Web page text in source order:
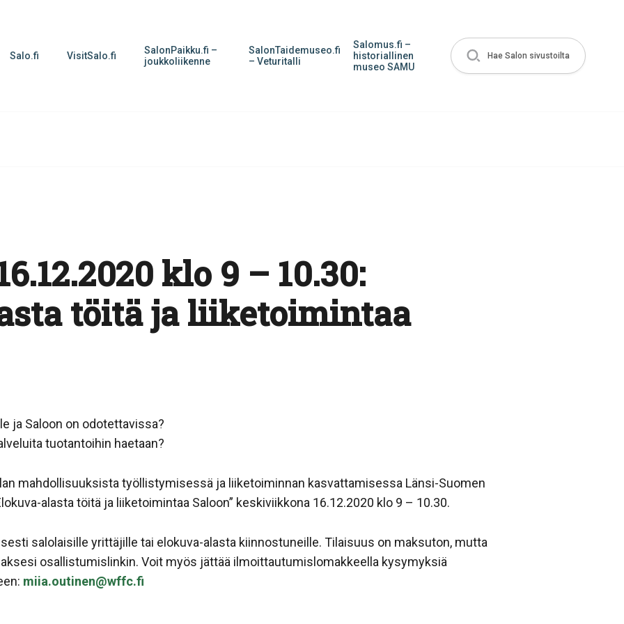
Salo.fi VisitSalo.fi
SalonPaikku.fi –
joukkoliikenne
SalonTaidemuseo.fi
– Veturitalli
Salomus.fi –
historiallinen
museo SAMU
Hae Salon sivustoilta
klo 9 – 10.30:
töitä ja liiketoimintaa
ja Saloon on odotettavissa?
tuotantoihin haetaan?
mahdollisuuksista työllistymisessä ja liiketoiminnan kasvattamisessa Länsi-Suomen
alasta töitä ja liiketoimintaa Saloon” keskiviikkona 16.12.2020 klo 9 – 10.30.
salolaisille yrittäjille tai elokuva-alasta kiinnostuneille. Tilaisuus on maksuton, mutta
osallistumislinkin. Voit myös jättää ilmoittautumislomakkeella kysymyksiä
miia.outinen@wffc.fi